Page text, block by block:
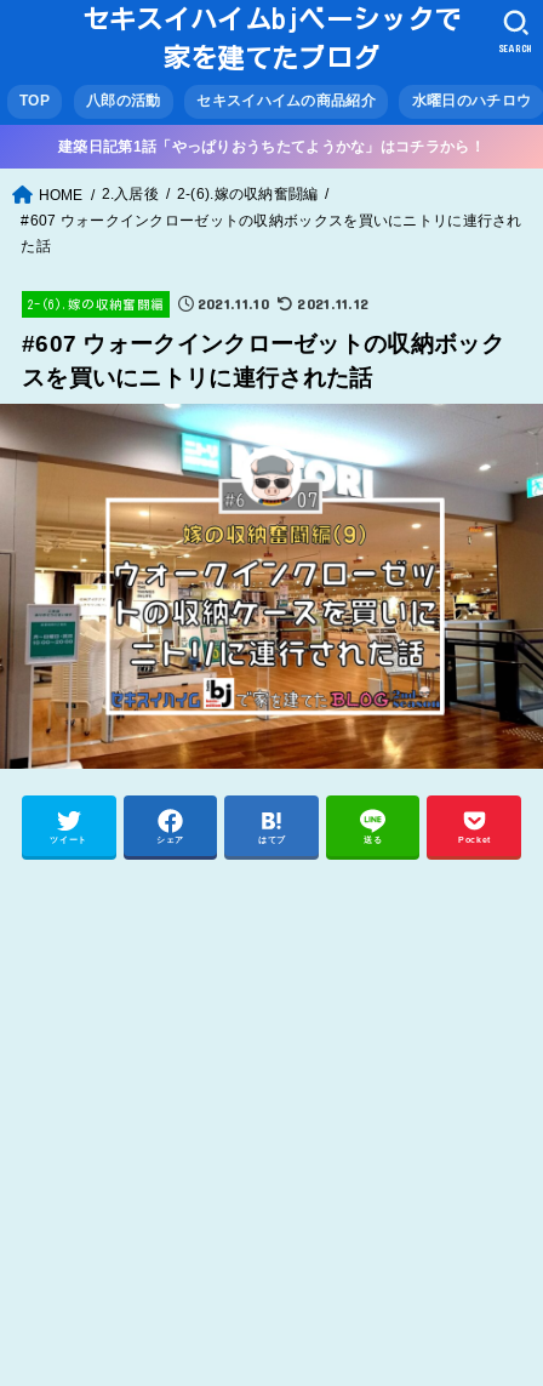
セキスイハイムbjベーシックで
家を建てたブログ
TOP 八郎の活動 セキスイハイムの商品紹介 水曜日のハチロウ
SEARCH
建築日記第1話「やっぱりおうちたてようかな」はコチラから！
HOME 2.入居後
2-(6).嫁の収納奮闘編
#607 ウォークインクローゼットの収納ボックスを買いにニトリに連行され
た話
2-(6).嫁の収納奮闘編 2021.11.10 2021.11.12
#607 ウォークインクローゼットの収納ボック
スを買いにニトリに連行された話
ツイート シェア はてブ 送る Pocket